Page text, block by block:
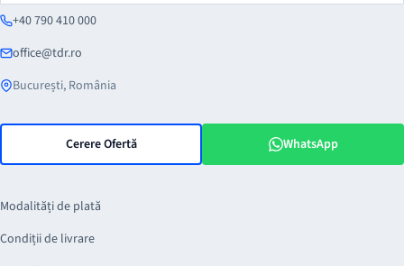
+40 790 410 000
office@tdr.ro
București, România
Cerere Ofertă WhatsApp
Modalități de plată
Condiții de livrare